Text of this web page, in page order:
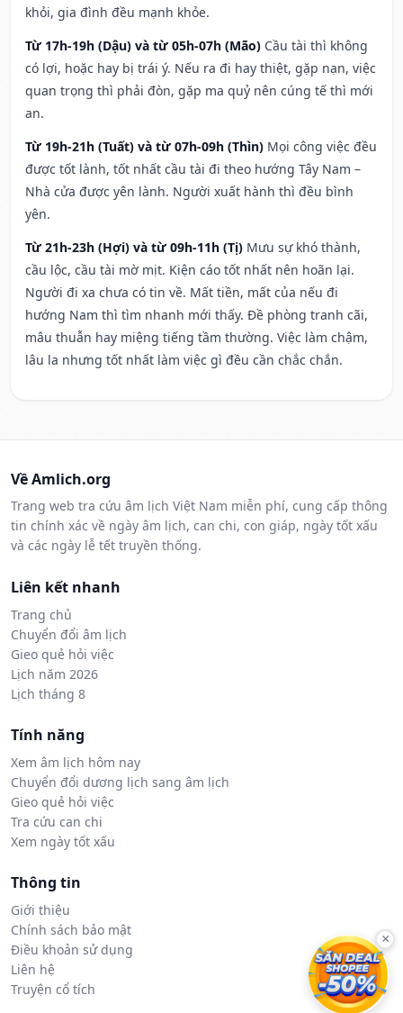
khỏi, gia đình đều mạnh khỏe.
Từ 17h-19h (Dậu) và từ 05h-07h (Mão) Cầu tài thì không
có lợi, hoặc hay bị trái ý. Nếu ra đi hay thiệt, gặp nạn, việc
quan trọng thì phải đòn, gặp ma quỷ nên cúng tế thì mới
an.
Từ 19h-21h (Tuất) và từ 07h-09h (Thìn) Mọi công việc đều
được tốt lành, tốt nhất cầu tài đi theo hướng Tây Nam –
Nhà cửa được yên lành. Người xuất hành thì đều bình
yên.
Từ 21h-23h (Hợi) và từ 09h-11h (Tị) Mưu sự khó thành,
cầu lộc, cầu tài mờ mịt. Kiện cáo tốt nhất nên hoãn lại.
Người đi xa chưa có tin về. Mất tiền, mất của nếu đi
hướng Nam thì tìm nhanh mới thấy. Đề phòng tranh cãi,
mâu thuẫn hay miệng tiếng tầm thường. Việc làm chậm,
lâu la nhưng tốt nhất làm việc gì đều cần chắc chắn.
Về Amlich.org
Trang web tra cứu âm lịch Việt Nam miễn phí, cung cấp thông
tin chính xác về ngày âm lịch, can chi, con giáp, ngày tốt xấu
và các ngày lễ tết truyền thống.
Liên kết nhanh
Trang chủ
Chuyển đổi âm lịch
Gieo quẻ hỏi việc
Lịch năm 2026
Lịch tháng 8
Tính năng
Xem âm lịch hôm nay
Chuyển đổi dương lịch sang âm lịch
Gieo quẻ hỏi việc
Tra cứu can chi
Xem ngày tốt xấu
Thông tin
Giới thiệu
Chính sách bảo mật
Điều khoản sử dụng
Liên hệ
Truyện cổ tích
×